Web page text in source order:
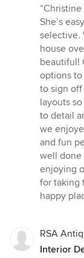
5
von
5
Sternen
She’s
selective.
house
beautiful!
options to
to sign
layouts
to detail
we
and fun
well done
enjoying
for taking
happy
RSA
Interior